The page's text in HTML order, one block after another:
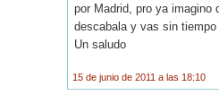
por Madrid, pro ya
descabala y vas sin tiempo
Un saludo
15 de junio de 2011 a las 18:10